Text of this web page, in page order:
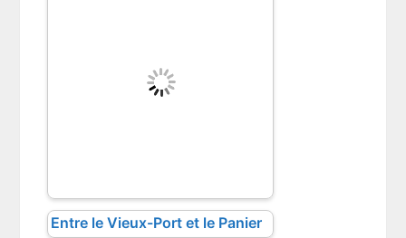
Entre le Vieux-Port et le Panier